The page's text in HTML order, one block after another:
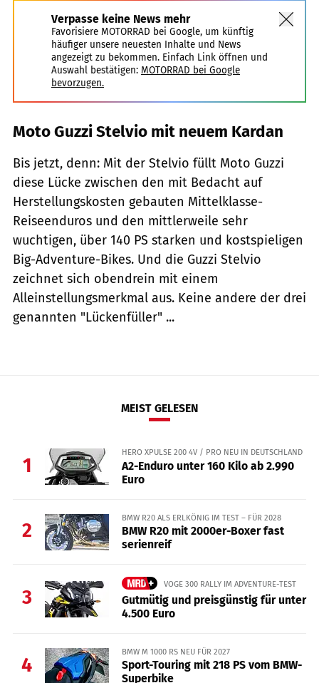
Verpasse keine News mehr
Favorisiere MOTORRAD bei Google, um künftig
häufiger unsere neuesten Inhalte und News
angezeigt zu bekommen. Einfach Link öffnen und
Auswahl bestätigen: MOTORRAD bei Google
bevorzugen.
Moto Guzzi Stelvio mit neuem Kardan
Bis jetzt, denn: Mit der Stelvio füllt Moto Guzzi
diese Lücke zwischen den mit Bedacht auf
Herstellungskosten gebauten Mittelklasse-
Reiseenduros und den mittlerweile sehr
wuchtigen, über 140 PS starken und kostspieligen
Big-Adventure-Bikes. Und die Guzzi Stelvio
zeichnet sich obendrein mit einem
Alleinstellungsmerkmal aus. Keine andere der drei
genannten "Lückenfüller" ...
MEIST GELESEN
1
HERO XPULSE 200 4V / PRO NEU IN DEUTSCHLAND
A2-Enduro unter 160 Kilo ab 2.990
Euro
2
BMW R20 ALS ERLKÖNIG IM TEST – FÜR 2028
BMW R20 mit 2000er-Boxer fast
serienreif
3
VOGE 300 RALLY IM ADVENTURE-TEST
Gutmütig und preisgünstig für unter
4.500 Euro
4
BMW M 1000 RS NEU FÜR 2027
Sport-Touring mit 218 PS vom BMW-
Superbike